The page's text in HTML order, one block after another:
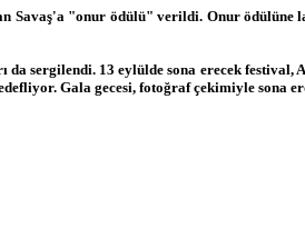
"onur ödülü" verildi. Onur
sergilendi. 13 eylülde sona erecek
Gala gecesi, fotoğraf çekimiyle sona